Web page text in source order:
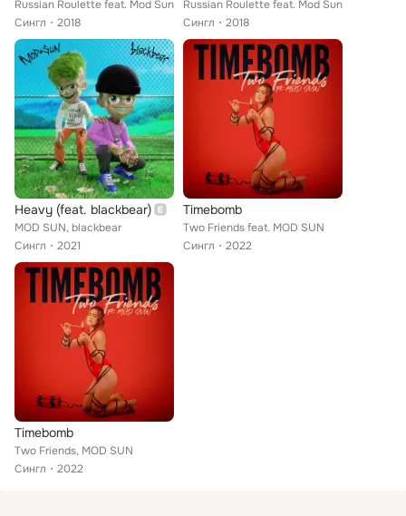
Russian Roulette feat. Mod Sun
Сингл
2018
Russian Roulette feat. Mod Sun
Сингл
2018
Heavy (feat. blackbear)
MOD SUN, blackbear
Сингл
2021
Timebomb
Two Friends feat. MOD SUN
Сингл
2022
Timebomb
Two Friends, MOD SUN
Сингл
2022